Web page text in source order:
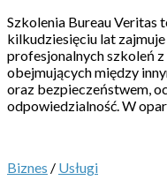
Szkolenia Bureau Veritas
kilkudziesięciu lat
profesjonalnych szkoleń
obejmujących między
oraz bezpieczeństwem,
odpowiedzialność. W
Biznes / Usługi